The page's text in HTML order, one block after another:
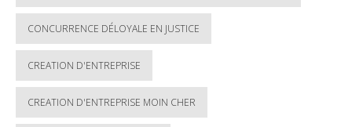
CONCURRENCE DÉLOYALE EN JUSTICE
CREATION D'ENTREPRISE
CREATION D'ENTREPRISE MOIN CHER